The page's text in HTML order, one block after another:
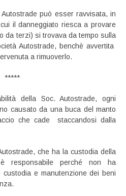
può esser ravvisata, in
il danneggiato riesca a provare
da terzi) si trovava da tempo sulla
Autostrade, benchè avvertita
a rimuoverlo.
*****
della Soc. Autostrade, ogni
causato da una buca del manto
che cade staccandosi dalla
che ha la custodia della
responsabile perché non ha
e manutenzione dei beni